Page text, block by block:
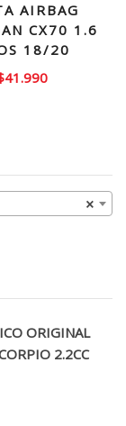
AIRBAG
CX70 1.6
18/20
41.990
×
ORIGINAL
2.2CC